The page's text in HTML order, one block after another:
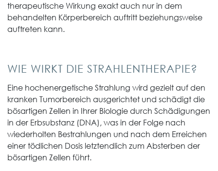
therapeutische Wirkung exakt auch nur in dem
behandelten Körperbereich auftritt beziehungsweise
auftreten kann.
WIE WIRKT DIE STRAHLENTHERAPIE?
Eine hochenergetische Strahlung wird gezielt auf den
kranken Tumorbereich ausgerichtet und schädigt die
bösartigen Zellen in Ihrer Biologie durch Schädigungen
in der Erbsubstanz (DNA), was in der Folge nach
wiederholten Bestrahlungen und nach dem Erreichen
einer tödlichen Dosis letztendlich zum Absterben der
bösartigen Zellen führt.